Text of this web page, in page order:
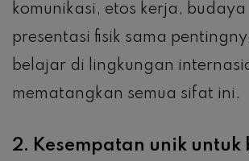
komunikasi, etos kerja,
presentasi fisik sama
belajar di lingkungan
mematangkan semua sifat ini.
2. Kesempatan unik untuk